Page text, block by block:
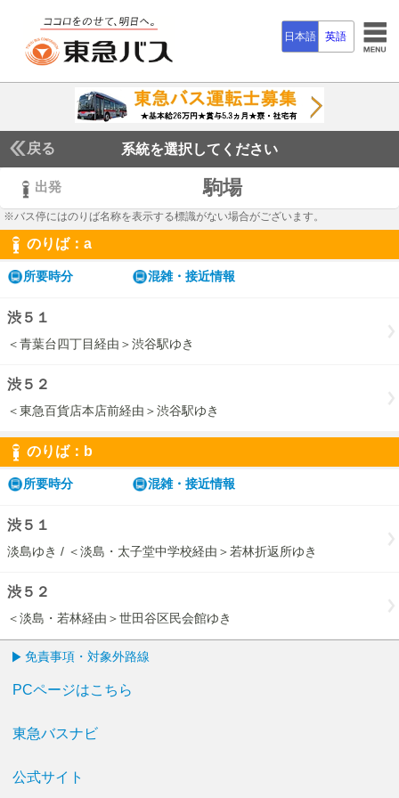
日本語 英語
戻る 系統を選択してください
出発 駒場
※バス停にはのりば名称を表示する標識がない場合がございます。
のりば： a
a
所要時分 混雑・接近情報
渋５１
＜青葉台四丁目経由＞渋谷駅ゆき
渋５２
＜東急百貨店本店前経由＞渋谷駅ゆき
のりば： b
b
所要時分 混雑・接近情報
渋５１
淡島ゆき / ＜淡島・太子堂中学校経由＞若林折返所ゆき
渋５２
＜淡島・若林経由＞世田谷区民会館ゆき
免責事項・対象外路線
PCページはこちら
東急バスナビ
公式サイト